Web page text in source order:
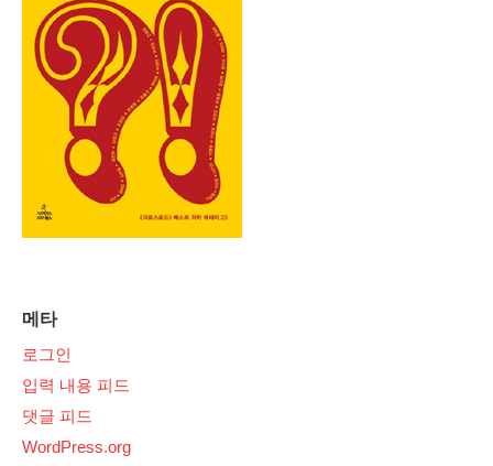
메타
로그인
입력 내용 피드
댓글 피드
WordPress.org